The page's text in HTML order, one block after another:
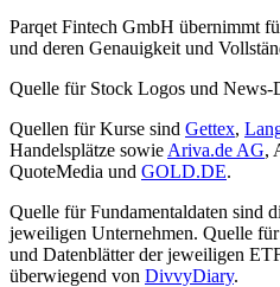
Parqet Fintech GmbH übernimmt
und deren Genauigkeit und
Quelle für Stock Logos und News-
Quellen für Kurse sind Gettex,
Handelsplätze sowie Ariva.de AG,
QuoteMedia und GOLD.DE.
Quelle für Fundamentaldaten sind
jeweiligen Unternehmen. Quelle
und Datenblätter der jeweiligen
überwiegend von DivvyDiary.